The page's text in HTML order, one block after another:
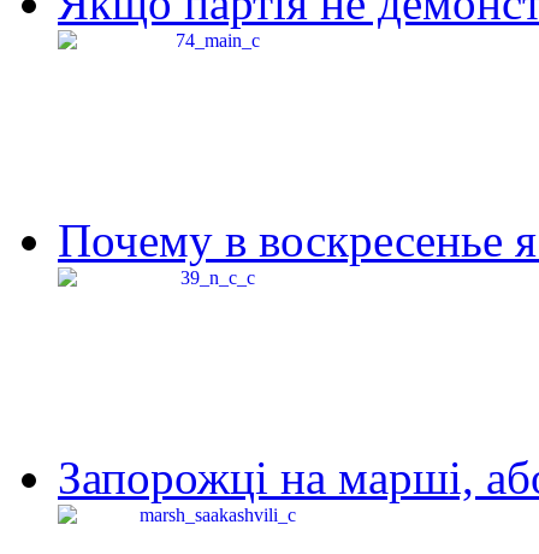
Почему в воскресенье
Запорожці на марші,